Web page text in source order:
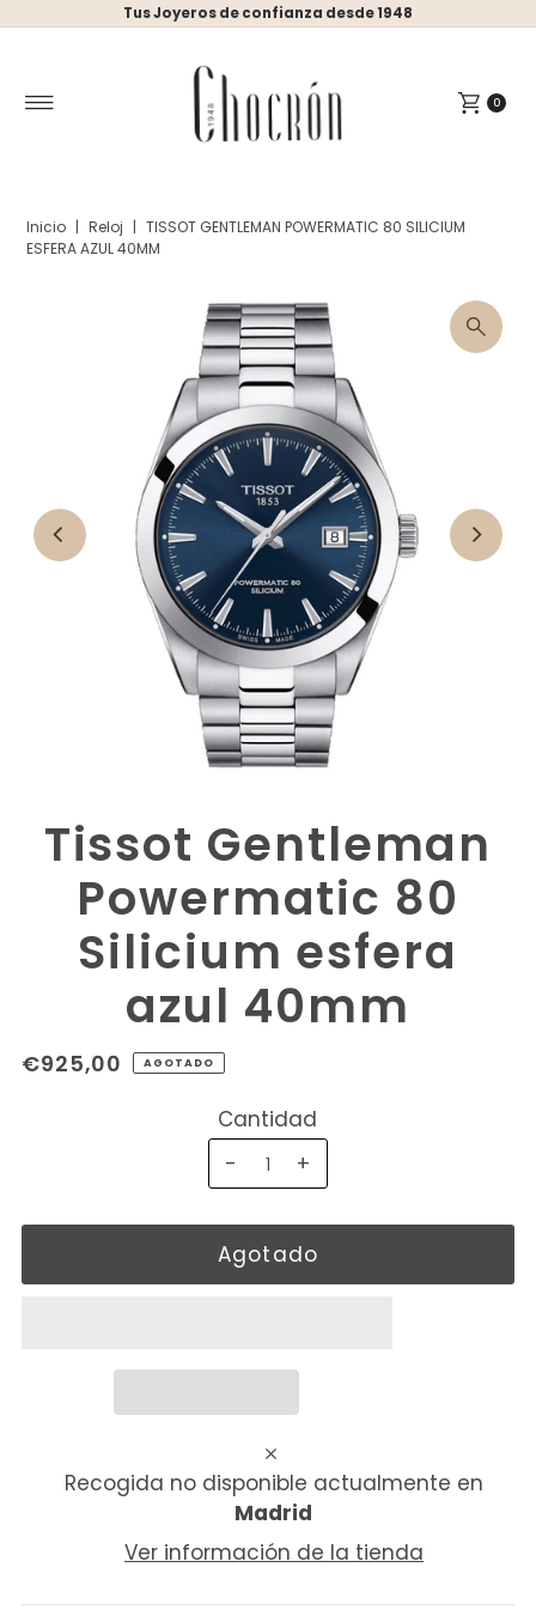
Ir directamente al contenido
Tus Joyeros de confianza desde 1948
0
Inicio | Reloj | TISSOT GENTLEMAN POWERMATIC 80 SILICIUM
ESFERA AZUL 40MM
Tissot Gentleman
Powermatic 80
Silicium esfera
azul 40mm
€925,00 AGOTADO
Cantidad
-
+
Recogida no disponible actualmente en
Madrid
Ver información de la tienda